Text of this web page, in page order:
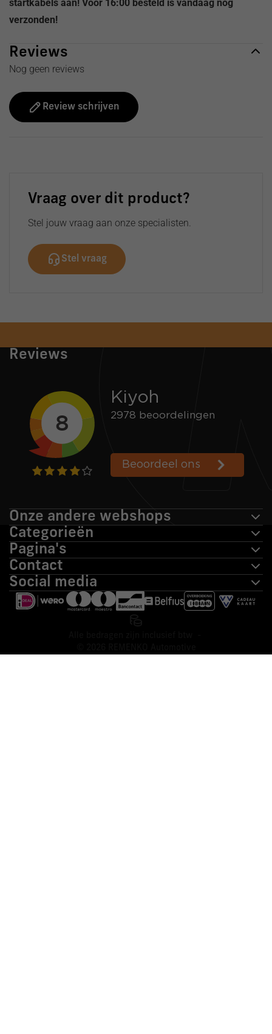
startkabels aan! Voor 16:00 besteld is vandaag nog
verzonden!
Reviews
Nog geen reviews
Review schrijven
Vraag over dit product?
Stel jouw vraag aan onze specialisten.
Stel vraag
Reviews
Onze andere webshops
Categorieën
Pagina's
Contact
Social media